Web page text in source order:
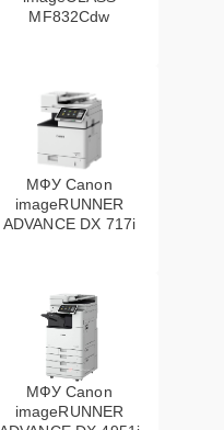
MF832Cdw
МФУ Canon
imageRUNNER
ADVANCE DX 717i
МФУ Canon
imageRUNNER